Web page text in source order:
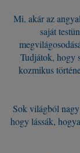
Mi, akár az
saját
Tudjátok, hogy
kozmikus
Sok világból
hogy lássák,